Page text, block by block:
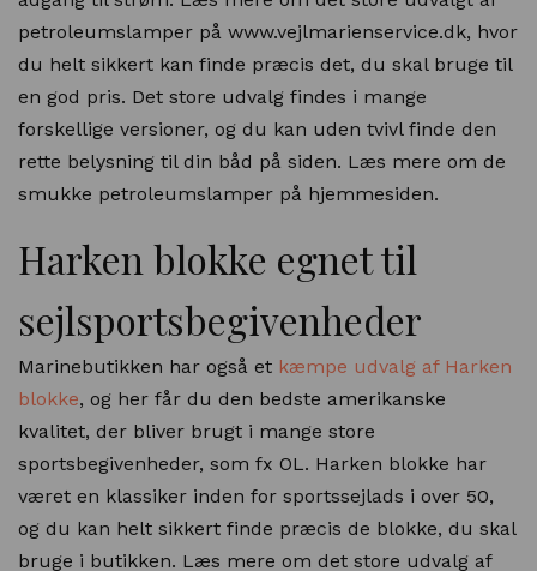
petroleumslamper på www.vejlmarienservice.dk, hvor
du helt sikkert kan finde præcis det, du skal bruge til
en god pris. Det store udvalg findes i mange
forskellige versioner, og du kan uden tvivl finde den
rette belysning til din båd på siden. Læs mere om de
smukke petroleumslamper på hjemmesiden.
Harken blokke egnet til
sejlsportsbegivenheder
Marinebutikken har også et kæmpe udvalg af Harken
blokke, og her får du den bedste amerikanske
kvalitet, der bliver brugt i mange store
sportsbegivenheder, som fx OL. Harken blokke har
været en klassiker inden for sportssejlads i over 50,
og du kan helt sikkert finde præcis de blokke, du skal
bruge i butikken. Læs mere om det store udvalg af